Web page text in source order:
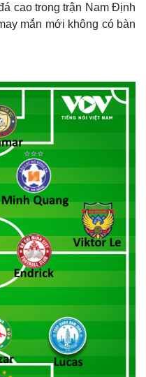
E-Magazine
Infographic
cao trong trận Nam Định
mắn mới không có bàn